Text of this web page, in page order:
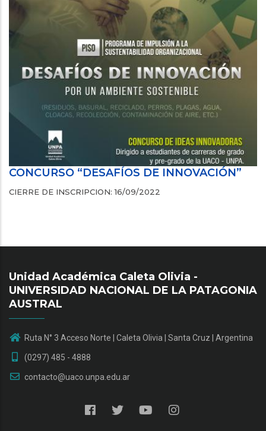
CONCURSO “DESAFÍOS DE INNOVACIÓN”
CIERRE DE INSCRIPCION:16/09/2022
Unidad Académica Caleta Olivia -
UNIVERSIDAD NACIONAL DE LA PATAGONIA
AUSTRAL
Ruta N° 3 Acceso Norte | Caleta Olivia | Santa Cruz | Argentina
(0297) 485 - 4888
contacto@uaco.unpa.edu.ar